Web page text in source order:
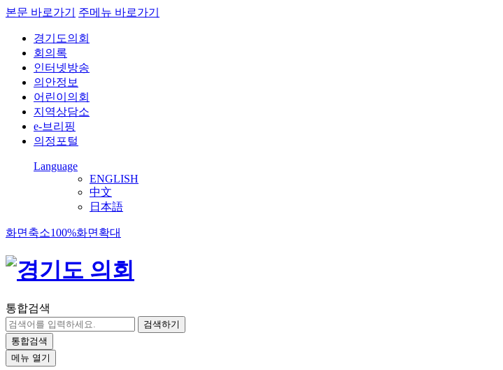
본문 바로가기 주메뉴 바로가기
경기도의회
회의록
인터넷방송
의안정보
어린이의회
지역상담소
e-브리핑
의정포털
Language
ENGLISH
中文
日本語
화면축소100%화면확대
통합검색
검색하기
통합검색
메뉴 열기